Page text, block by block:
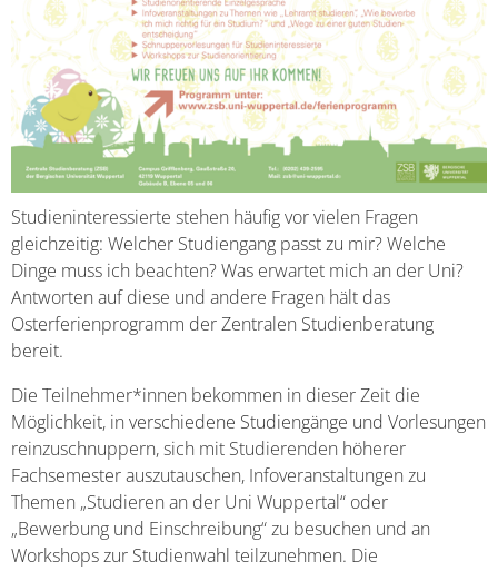
Studieninteressierte stehen häufig vor vielen Fragen
gleichzeitig: Welcher Studiengang passt zu mir? Welche
Dinge muss ich beachten? Was erwartet mich an der Uni?
Antworten auf diese und andere Fragen hält das
Osterferienprogramm der Zentralen Studienberatung
bereit.
Die Teilnehmer*innen bekommen in dieser Zeit die
Möglichkeit, in verschiedene Studiengänge und Vorlesungen
reinzuschnuppern, sich mit Studierenden höherer
Fachsemester auszutauschen, Infoveranstaltungen zu
Themen „Studieren an der Uni Wuppertal“ oder
„Bewerbung und Einschreibung“ zu besuchen und an
Workshops zur Studienwahl teilzunehmen. Die